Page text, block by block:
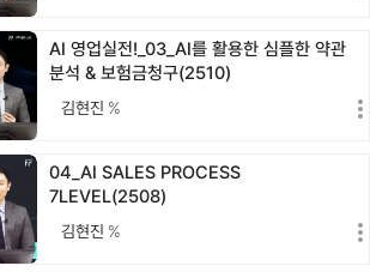
AI 영업실전!_03_AI를 활용한 심플한 약관
분석 & 보험금청구(2510)
김현진 %
04_AI SALES PROCESS
7LEVEL(2508)
김현진 %